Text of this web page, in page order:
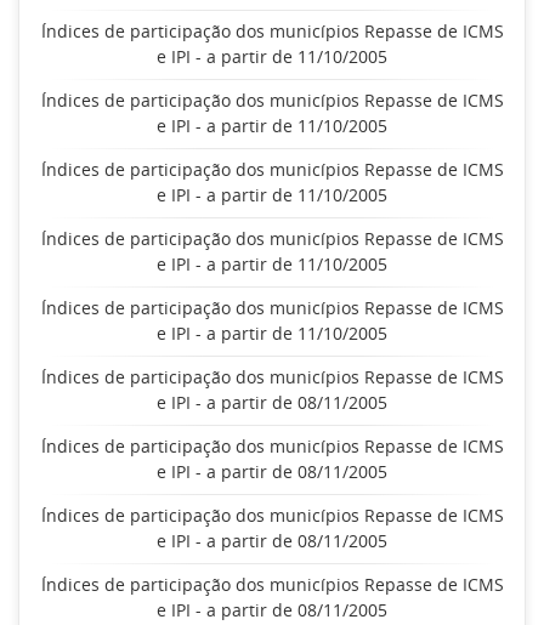
Índices de participação dos municípios Repasse de ICMS
e IPI - a partir de 11/10/2005
Índices de participação dos municípios Repasse de ICMS
e IPI - a partir de 11/10/2005
Índices de participação dos municípios Repasse de ICMS
e IPI - a partir de 11/10/2005
Índices de participação dos municípios Repasse de ICMS
e IPI - a partir de 11/10/2005
Índices de participação dos municípios Repasse de ICMS
e IPI - a partir de 11/10/2005
Índices de participação dos municípios Repasse de ICMS
e IPI - a partir de 08/11/2005
Índices de participação dos municípios Repasse de ICMS
e IPI - a partir de 08/11/2005
Índices de participação dos municípios Repasse de ICMS
e IPI - a partir de 08/11/2005
Índices de participação dos municípios Repasse de ICMS
e IPI - a partir de 08/11/2005